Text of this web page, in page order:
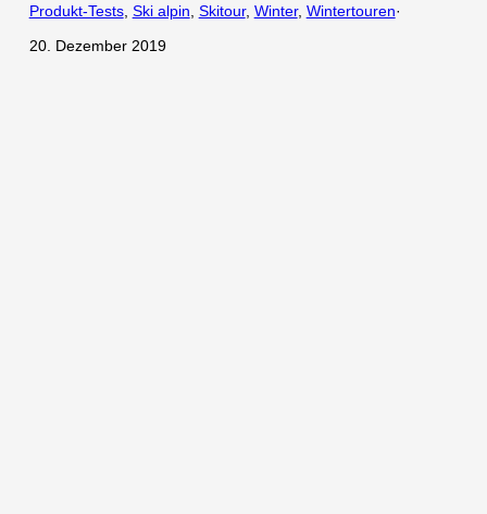
Produkt-Tests, Ski alpin Skitour, Winter, Wintertouren·
20. Dezember 2019